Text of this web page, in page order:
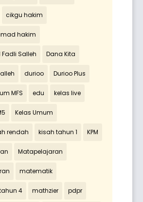
cikgu hakim
hakim
Salleh Dana Kita
durioo Durioo Plus
MFS edu kelas live
Kelas Umum
rendah kisah tahun 1 KPM
Matapelajaran
matematik
4 mathzier pdpr